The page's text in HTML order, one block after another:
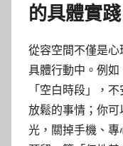
的具體實踐
從容空間不僅是
具體行動中。例
「空白時段」，
放鬆的事情；你
光，關掉手機、